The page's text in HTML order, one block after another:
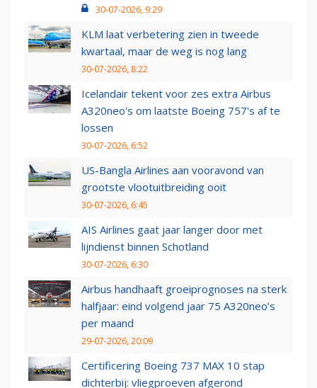
30-07-2026, 9:29
KLM laat verbetering zien in tweede
kwartaal, maar de weg is nog lang
30-07-2026, 8:22
Icelandair tekent voor zes extra Airbus
A320neo's om laatste Boeing 757's af te
lossen
30-07-2026, 6:52
US-Bangla Airlines aan vooravond van
grootste vlootuitbreiding ooit
30-07-2026, 6:45
AIS Airlines gaat jaar langer door met
lijndienst binnen Schotland
30-07-2026, 6:30
Airbus handhaaft groeiprognoses na sterk
halfjaar: eind volgend jaar 75 A320neo’s
per maand
29-07-2026, 20:09
Certificering Boeing 737 MAX 10 stap
dichterbij: vliegproeven afgerond